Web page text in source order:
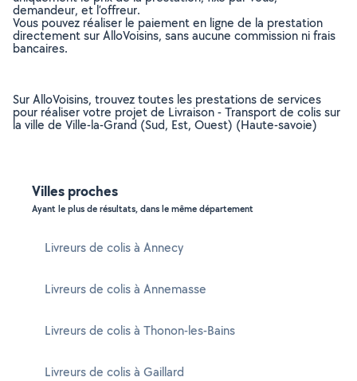
demandeur, et l’offreur.
Vous pouvez réaliser le paiement en ligne de la prestation
directement sur AlloVoisins, sans aucune commission ni frais
bancaires.
Sur AlloVoisins, trouvez toutes les prestations de services
pour réaliser votre projet de Livraison - Transport de colis sur
la ville de Ville-la-Grand (Sud, Est, Ouest) (Haute-savoie)
Villes proches
Ayant le plus de résultats, dans le même département
Livreurs de colis à Annecy
Livreurs de colis à Annemasse
Livreurs de colis à Thonon-les-Bains
Livreurs de colis à Gaillard